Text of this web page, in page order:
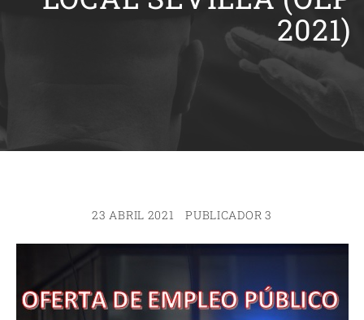
2021)
23 ABRIL 2021 PUBLICADOR 3